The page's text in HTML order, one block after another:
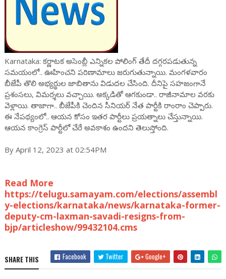
Karnataka: కర్ణాటక అసెంబ్లీ ఎన్నికల పోలింగ్ తేదీ దగ్గరపడుతున్న
సమయంలో.. ఊహించని పరిణామాలు జరుగుతున్నాయి. మంగళవారం
బీజేపీ తొలి అభ్యర్థుల జాబితాను విడుదల చేసింది. దీనిపై సహజంగానే
ప్రశంసలు, విమర్శలు వచ్చాయి. అక్కడితో ఆగకుండా.. రాజీనామాల వరకు
వెళ్లాయి. తాజాగా.. బీజేపీకి చెందిన సీనియర్ నేత పార్టీకి రాంరాం చెప్పారు.
ఈ నేపథ్యంలో.. ఆయన కోసం ఇతర పార్టీలు ప్రయత్నాలు చేస్తున్నాయి.
ఆయన కాంగ్రెస్ పార్టీలో చేరే అవకాశం ఉందని తెలుస్తోంది.
By April 12, 2023 at 02:54PM
Read More
https://telugu.samayam.com/elections/assembl
y-elections/karnataka/news/karnataka-former-
deputy-cm-laxman-savadi-resigns-from-
bjp/articleshow/99432104.cms
SHARE THIS Facebook Twitter Google+